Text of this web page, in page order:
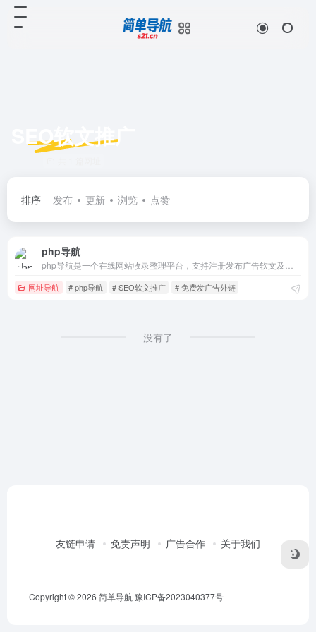
SEO软文推广
排序 发布 更新 浏览 点赞
php导航
网址导航 # php导航 # SEO软文推广 # 免费发广告外链
没有了
友链申请 免责声明 广告合作 关于我们
Copyright © 2026 简单导航豫ICP备2023040377号